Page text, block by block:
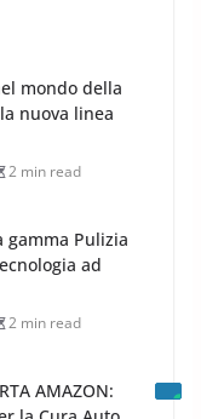
1 min read
mondo della
nuova linea
2 min read
gamma Pulizia
ad
2 min read
AMAZON: